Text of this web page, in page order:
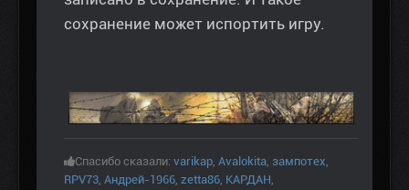
сохранение может испортить игру.
Спасибо сказали: varikap, Avalokita, зампотех,
RPV73, Андрей-1966, zetta86, КАРДАН,